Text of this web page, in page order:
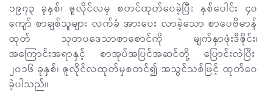
၁၉၇၃ ခုနှစ်၊ ဇူလိုင်လမှ စတင်ထုတ်ဝေခဲ့ပြီး နှစ်ပေါင်း ၄ဝ
ကျော် စာချစ်သူများ လက်ခံ အားပေး လာခဲ့သော စာပေဗိမာန်
ထုတ် သုတပဒေသာစာစောင်ကို မျက်နှာဖုံးဒီဇိုင်း၊
အကြောင်းအရာနှင့် စာအုပ်အပြင်အဆင်တို့ ပြောင်းလဲပြီး
၂၀၁၆ ခုနှစ်၊ ဇူလိုင်လထုတ်မှစတင်၍ အသွင်သစ်ဖြင့် ထုတ်ဝေ
ခဲ့ပါသည်။